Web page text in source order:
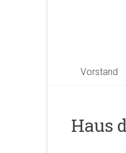
Vorstand
Haus